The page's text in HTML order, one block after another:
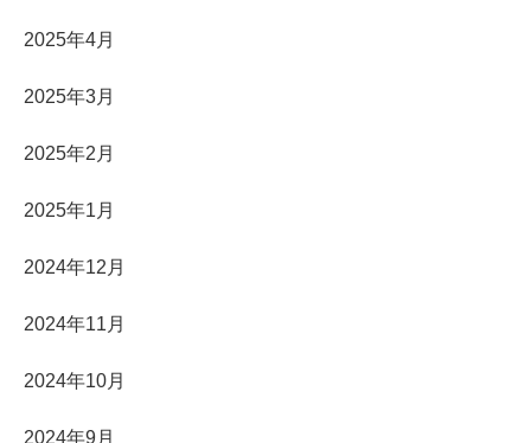
2025年4月
2025年3月
2025年2月
2025年1月
2024年12月
2024年11月
2024年10月
2024年9月